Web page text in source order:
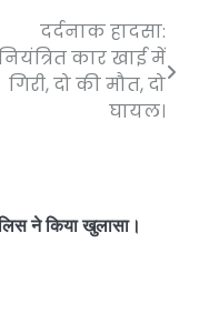
दर्दनाक हादसा:
कार खाई में
गिरी, दो की मौत, दो
घायल।
ने किया खुलासा।